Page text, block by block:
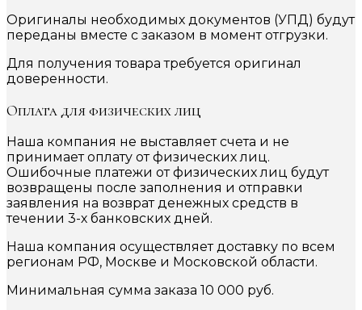
Оригиналы необходимых документов (УПД) будут
переданы вместе с заказом в момент отгрузки.
Для получения товара требуется оригинал
доверенности.
Оплата для физических лиц
Наша компания не выставляет счета и не
принимает оплату от физических лиц.
Ошибочные платежи от физических лиц будут
возвращены после заполнения и отправки
заявления на возврат денежных средств в
течении 3-х банковских дней.
Наша компания осуществляет доставку по всем
регионам РФ, Москве и Московской области.
Минимальная сумма заказа 10 000 руб.